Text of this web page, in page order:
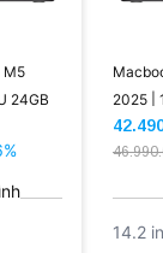
M5
24GB
2025 |
512GB
14.2